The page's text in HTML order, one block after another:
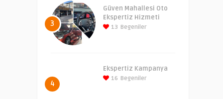
3
Güven Mahallesi Oto
Ekspertiz Hizmeti
13 Begeniler
4
Ekspertiz Kampanya
16 Begeniler